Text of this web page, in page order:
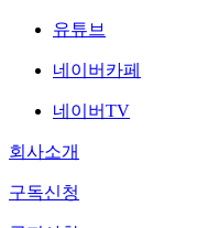
유튜브
네이버카페
네이버TV
회사소개
구독신청